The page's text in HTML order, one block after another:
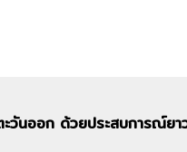
วันออก ด้วยประสบการณ์ยา